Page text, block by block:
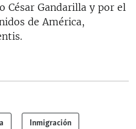
César Gandarilla y por el
de América,
Inmigración